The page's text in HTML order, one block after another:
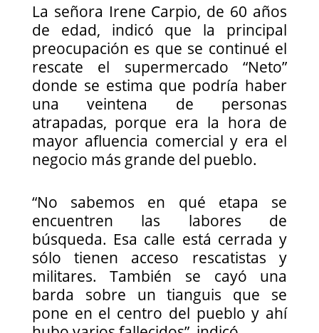
La señora Irene Carpio, de 60 años
de edad, indicó que la principal
preocupación es que se continué el
rescate el supermercado “Neto”
donde se estima que podría haber
una veintena de personas
atrapadas, porque era la hora de
mayor afluencia comercial y era el
negocio más grande del pueblo.
“No sabemos en qué etapa se
encuentren las labores de
búsqueda. Esa calle está cerrada y
sólo tienen acceso rescatistas y
militares. También se cayó una
barda sobre un tianguis que se
pone en el centro del pueblo y ahí